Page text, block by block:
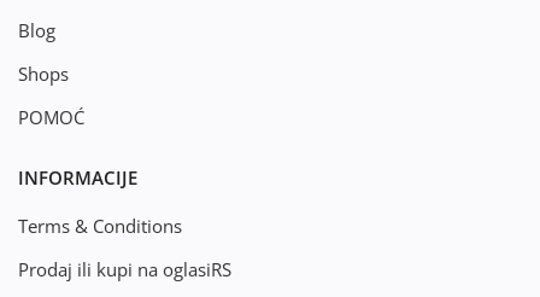
Blog
Shops
POMOĆ
INFORMACIJE
Terms & Conditions
Prodaj ili kupi na oglasiRS